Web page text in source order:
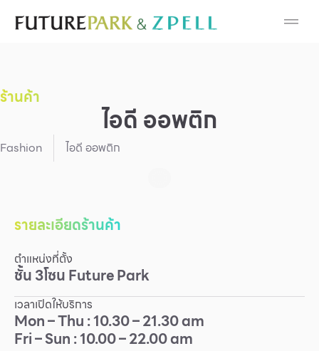
Cosmetic
Fashion
Food
Gold & Jewelry
IT
Mobile
Other
ร้านค้า
ไอดี ออพติก
Fashion ไอดี ออพติก
รายละเอียดร้านค้า
ตำแหน่งที่ตั้ง
ชั้น3โซนFuture Park
เวลาเปิดให้บริการ
Mon – Thu : 10.30 – 21.30 am
Fri – Sun : 10.00 – 22.00 am